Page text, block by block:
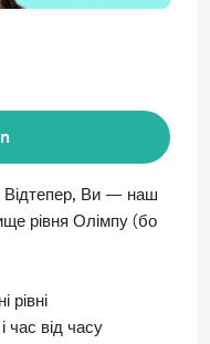
Відтепер, Ви — наш
рівня Олімпу (бо
рівні
час від часу